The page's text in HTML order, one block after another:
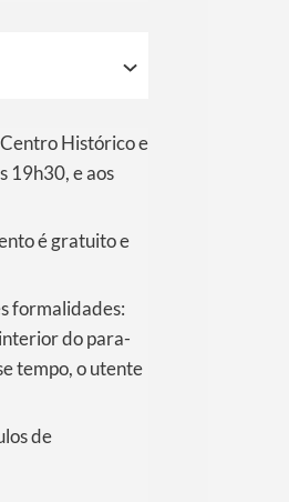
Histórico e
19h30, e aos
é gratuito e
formalidades:
do para-
tempo, o utente
de